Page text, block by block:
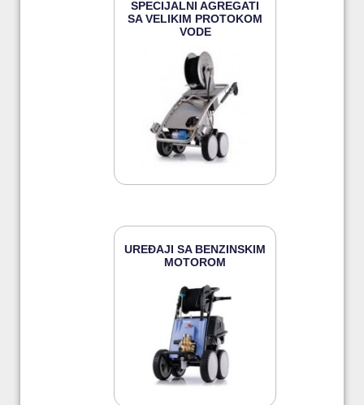
SPECIJALNI AGREGATI
SA VELIKIM PROTOKOM
VODE
UREĐAJI SA BENZINSKIM
MOTOROM